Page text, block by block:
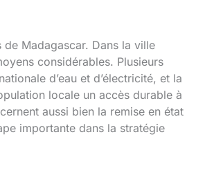
de Madagascar. Dans la ville
considérables. Plusieurs
d’eau et d’électricité, et la
locale un accès durable à
aussi bien la remise en état
importante dans la stratégie